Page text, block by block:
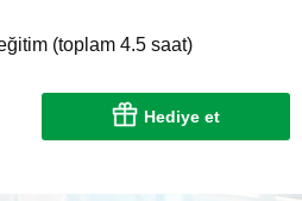
(toplam 4.5 saat)
Hediye et